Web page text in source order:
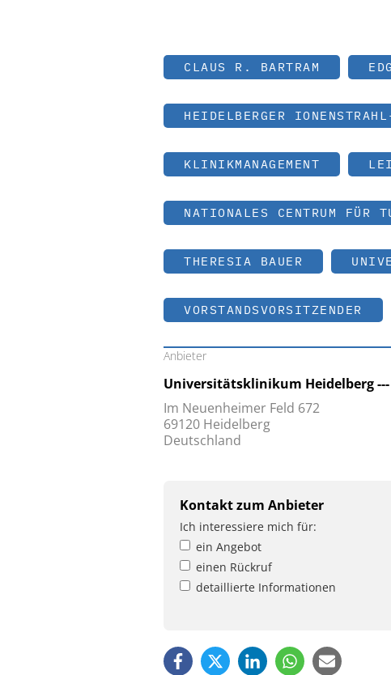
CLAUS R. BARTRAM
HEIDELBERGER
KLINIKMANAGEMENT
NATIONALES CENTRUM FÜR
THERESIA BAUER
VORSTANDSVORSITZENDER
Anbieter
Universitätsklinikum Heidelberg ---
Im Neuenheimer Feld 672
69120 Heidelberg
Deutschland
Kontakt zum Anbieter
Ich interessiere mich für:
ein Angebot
einen Rückruf
detaillierte Informationen